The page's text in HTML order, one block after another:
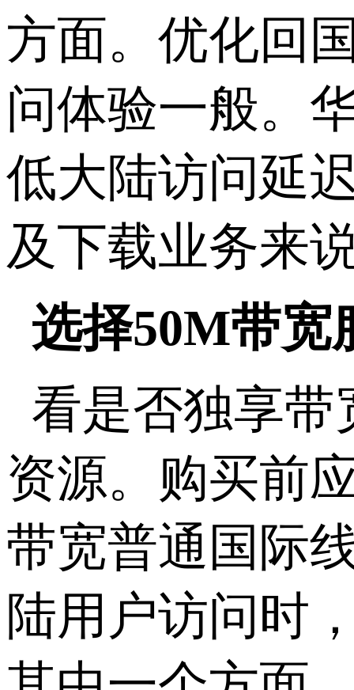
方面。优化回
问体验一般。
低大陆访问延
及下载业务来
选择50M带宽
看是否独享带
资源。购买前
带宽普通国际
陆用户访问时